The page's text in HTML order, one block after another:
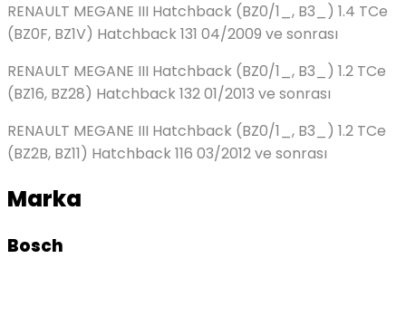
RENAULT MEGANE III Hatchback (BZ0/1_, B3_) 1.4 TCe
(BZ0F, BZ1V) Hatchback 131 04/2009 ve sonrası
RENAULT MEGANE III Hatchback (BZ0/1_, B3_) 1.2 TCe
(BZ16, BZ28) Hatchback 132 01/2013 ve sonrası
RENAULT MEGANE III Hatchback (BZ0/1_, B3_) 1.2 TCe
(BZ2B, BZ11) Hatchback 116 03/2012 ve sonrası
Marka
Bosch